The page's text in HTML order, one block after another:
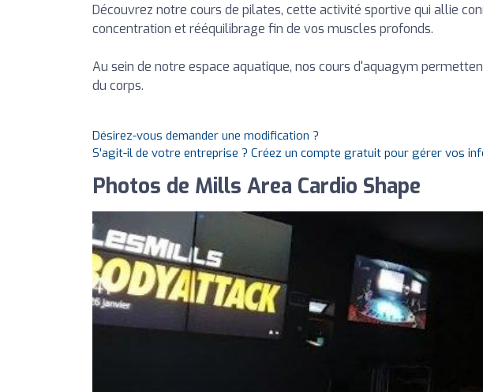
Découvrez notre cours de pilates, cette activité sportive qui allie
concentration et rééquilibrage fin de vos muscles profonds.
Au sein de notre espace aquatique, nos cours d'aquagym
du corps.
Désirez-vous demander une modification ?
S'agit-il de votre entreprise ? Créez un compte gratuit pour gérer vos
Photos de Mills Area Cardio Shape